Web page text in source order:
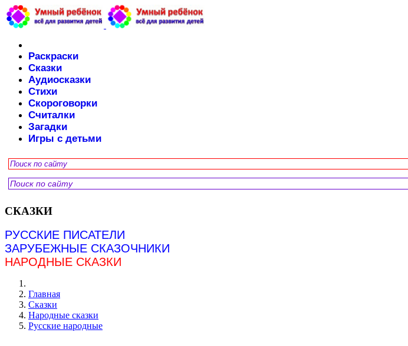
Раскраски
Сказки
Аудиосказки
Стихи
Скороговорки
Считалки
Загадки
Игры с детьми
СКАЗКИ
РУССКИЕ ПИСАТЕЛИ
ЗАРУБЕЖНЫЕ СКАЗОЧНИКИ
НАРОДНЫЕ СКАЗКИ
Главная
Сказки
Народные сказки
Русские народные